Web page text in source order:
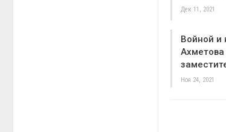
Дек 11, 2021
Войной и
Ноя 24, 2021